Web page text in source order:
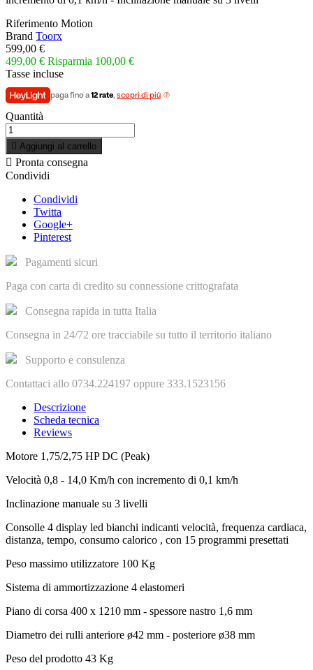
Riferimento Motion
Brand Toorx
599,00 €
499,00 € Risparmia 100,00 €
Tasse incluse
paga fino a12 rate, scopri di più
Quantità
 Aggiungi al carrello
 Pronta consegna
Condividi
Condividi
Twitta
Google+
Pinterest
Pagamenti sicuri
Paga con carta di credito su connessione crittografata
Consegna rapida in tutta Italia
Consegna in 24/72 ore tracciabile su tutto il territorio italiano
Supporto e consulenza
Contattaci allo 0734.224197 oppure 333.1523156
Descrizione
Scheda tecnica
Reviews
Motore 1,75/2,75 HP DC (Peak)
Velocità 0,8 - 14,0 Km/h con incremento di 0,1 km/h
Inclinazione manuale su 3 livelli
Consolle 4 display led bianchi indicanti velocità, frequenza cardiaca,
distanza, tempo, consumo calorico , con 15 programmi presettati
Peso massimo utilizzatore 100 Kg
Sistema di ammortizzazione 4 elastomeri
Piano di corsa 400 x 1210 mm - spessore nastro 1,6 mm
Diametro dei rulli anteriore ø42 mm - posteriore ø38 mm
Peso del prodotto 43 Kg